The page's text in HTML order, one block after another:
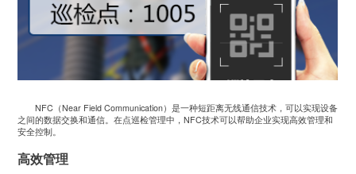
NFC（Near Field Communication）是一种短距离无线通信技术，可以实现设备
之间的数据交换和通信。在点巡检管理中，NFC技术可以帮助企业实现高效管理和
安全控制。
高效管理